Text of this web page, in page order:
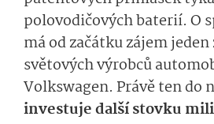
polovodičových baterií. O
má od začátku zájem
světových výrobců
Volkswagen. Právě ten do
investuje další stovku